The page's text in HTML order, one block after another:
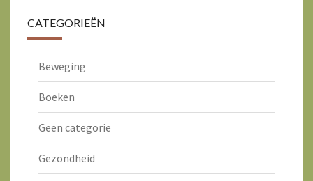
CATEGORIEËN
Beweging
Boeken
Geen categorie
Gezondheid